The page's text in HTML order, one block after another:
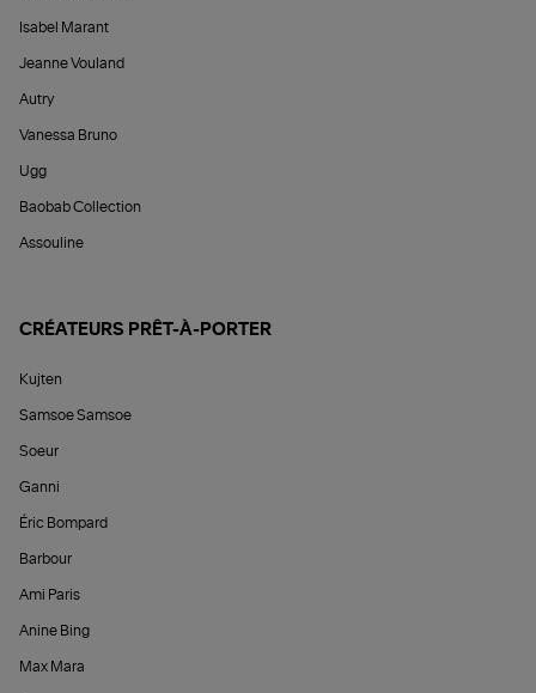
Isabel Marant
Jeanne Vouland
Autry
Vanessa Bruno
Ugg
Baobab Collection
Assouline
CRÉATEURS PRÊT-À-PORTER
Kujten
Samsoe Samsoe
Soeur
Ganni
Éric Bompard
Barbour
Ami Paris
Anine Bing
Max Mara